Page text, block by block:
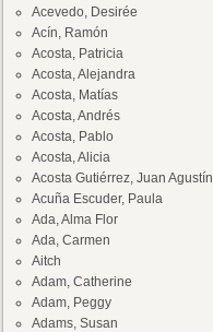
Acevedo, Desirée
Acín, Ramón
Acosta, Patricia
Acosta, Alejandra
Acosta, Matías
Acosta, Andrés
Acosta, Pablo
Acosta, Alicia
Acosta Gutiérrez, Juan Agustín
Acuña Escuder, Paula
Ada, Alma Flor
Ada, Carmen
Aitch
Adam, Catherine
Adam, Peggy
Adams, Susan